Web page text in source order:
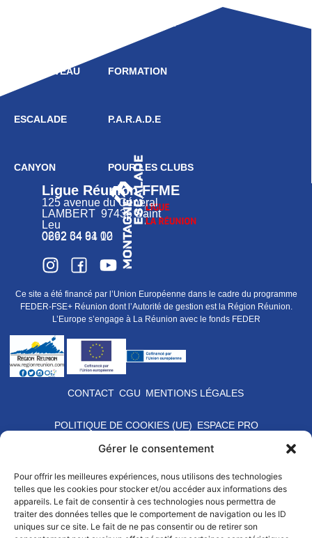
Gérer le consentement
Pour offrir les meilleures expériences, nous utilisons des technologies
telles que les cookies pour stocker et/ou accéder aux informations des
appareils. Le fait de consentir à ces technologies nous permettra de
traiter des données telles que le comportement de navigation ou les ID
uniques sur ce site. Le fait de ne pas consentir ou de retirer son
HAUT NIVEAU
ESCALADE
CANYON
FORMATION
P.A.R.A.D.E
POUR LES CLUBS
Ligue Réunion FFME
125 avenue du Général
LAMBERT 97436 Saint
Leu
0262 34 91 02
0692 64 64 10
Ce site a été financé par l’Union Européenne dans le cadre du programme
FEDER-FSE+ Réunion dont l’Autorité de gestion est la Région Réunion.
L’Europe s’engage à La Réunion avec le fonds FEDER
CONTACT CGU MENTIONS LÉGALES
POLITIQUE DE COOKIES (UE) ESPACE PRO